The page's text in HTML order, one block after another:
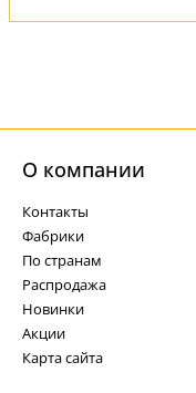
О компании
Контакты
Фабрики
По странам
Распродажа
Новинки
Акции
Карта сайта